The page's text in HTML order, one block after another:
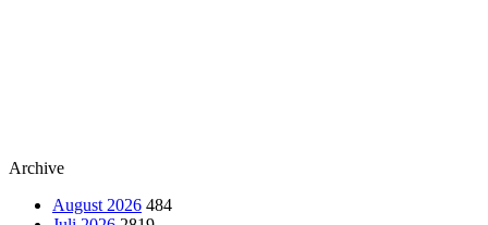
Archive
August 2026 484